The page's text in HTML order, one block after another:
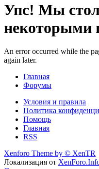
Упс! Мы
некоторыми
An error occurred while the
again later.
Главная
Форумы
Условия и правила
Политика
Помощь
Главная
RSS
Xenforo Theme by © XenTR
Локализация от